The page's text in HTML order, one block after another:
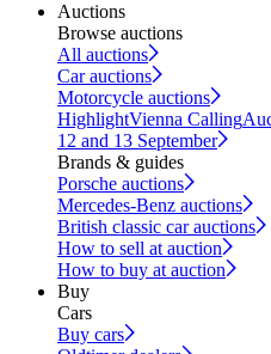
Auctions
Browse auctions
All auctions
Car auctions
Motorcycle auctions
HighlightVienna Calling
12 and 13 September
Brands & guides
Porsche auctions
Mercedes-Benz auctions
British classic car auctions
How to sell at auction
How to buy at auction
Buy
Cars
Buy cars